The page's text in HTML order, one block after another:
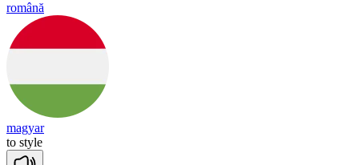
română
magyar
to style